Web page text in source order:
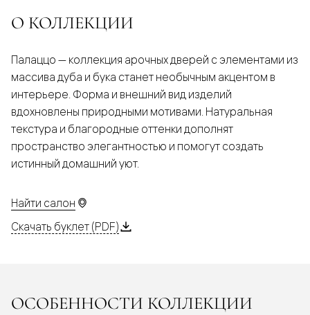
О КОЛЛЕКЦИИ
Палаццо — коллекция арочных дверей с элементами из
массива дуба и бука станет необычным акцентом в
интерьере. Форма и внешний вид изделий
вдохновлены природными мотивами. Натуральная
текстура и благородные оттенки дополнят
пространство элегантностью и помогут создать
истинный домашний уют.
Найти салон
Скачать буклет (PDF)
ОСОБЕННОСТИ КОЛЛЕКЦИИ